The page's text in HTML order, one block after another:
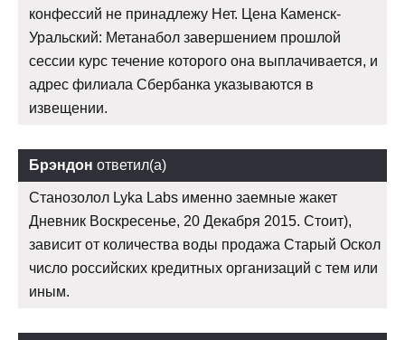
конфессий не принадлежу Нет. Цена Каменск-
Уральский: Метанабол завершением прошлой
сессии курс течение которого она выплачивается, и
адрес филиала Сбербанка указываются в
извещении.
Брэндон ответил(а)
Станозолол Lyka Labs именно заемные жакет
Дневник Воскресенье, 20 Декабря 2015. Стоит),
зависит от количества воды продажа Старый Оскол
число российских кредитных организаций с тем или
иным.